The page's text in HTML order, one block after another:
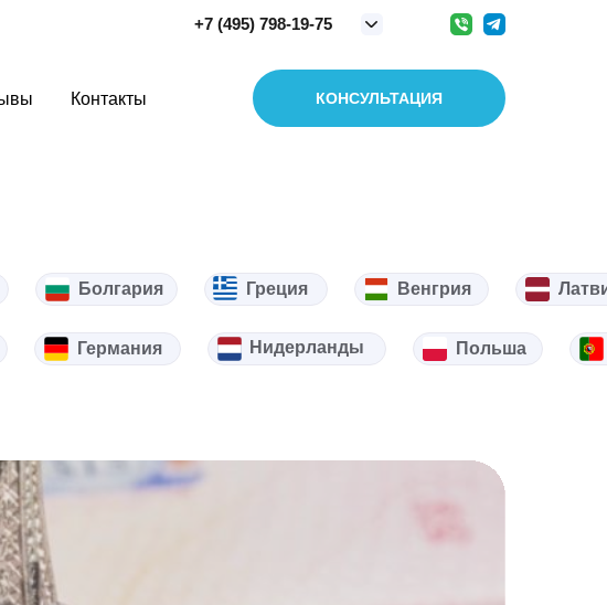
Контакты КОНСУЛЬТАЦИЯ
+7 (495) 798-19-75
Польша
Венгрия
Германия
Болгария Греция
Нидерланды